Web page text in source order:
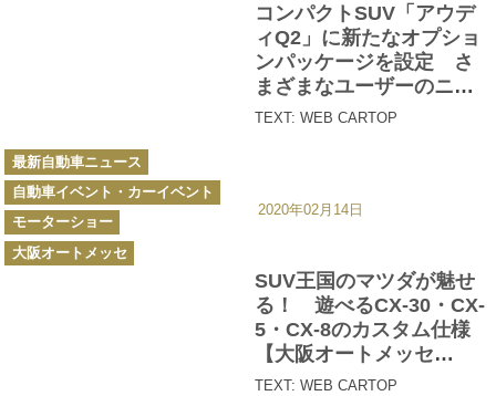
コンパクトSUV「アウデ
ィQ2」に新たなオプショ
ンパッケージを設定 さ
まざまなユーザーのニー
ズに対応
TEXT: WEB CARTOP
SUV王国のマツダが魅せ
る！ 遊べるCX-30・CX-
5・CX-8のカスタム仕様
【大阪オートメッセ
2020】
TEXT: WEB CARTOP
カ
テ
ゴ
リ
ー
最新自動車ニュース
自動車イベント・カーイベント
モーターショー
大阪オートメッセ
2020年02月14日